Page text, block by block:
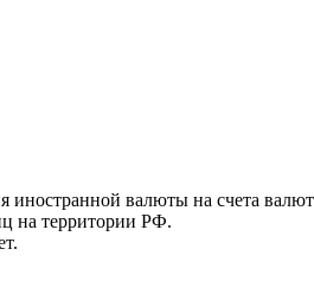
иностранной валюты на счета
на территории РФ.